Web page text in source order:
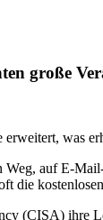
große
was
auf E-
die
(CISA)